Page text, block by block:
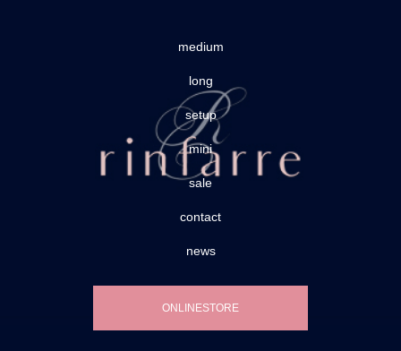
medium
long
setup
mini
sale
contact
news
ONLINESTORE